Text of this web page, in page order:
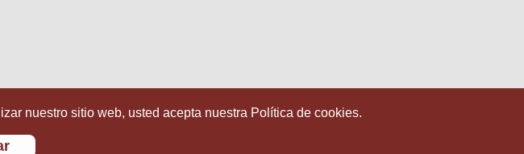
nuestro sitio web, usted acepta nuestra Política de cookies.